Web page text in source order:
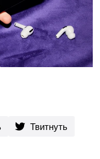
Твитнуть